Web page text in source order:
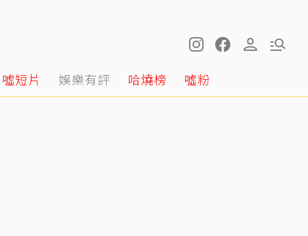
噓短片 娛樂有評 哈燒榜 噓粉